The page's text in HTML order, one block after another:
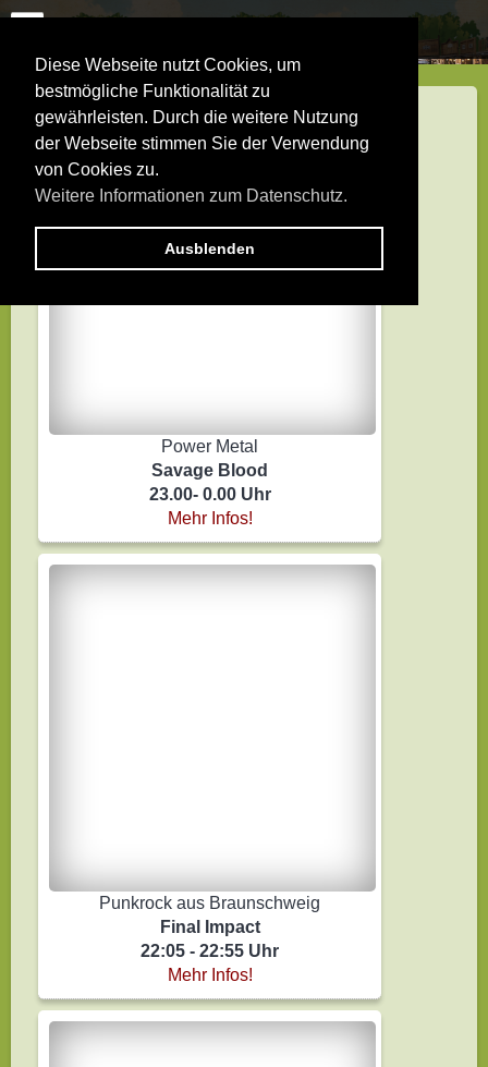
Diese Webseite nutzt Cookies, um
bestmögliche Funktionalität zu
gewährleisten. Durch die weitere Nutzung
der Webseite stimmen Sie der Verwendung
von Cookies zu.
Weitere Informationen zum Datenschutz.
Ausblenden
Power Metal
Savage Blood
23.00- 0.00 Uhr
Mehr Infos!
Punkrock aus Braunschweig
Final Impact
22:05 - 22:55 Uhr
Mehr Infos!